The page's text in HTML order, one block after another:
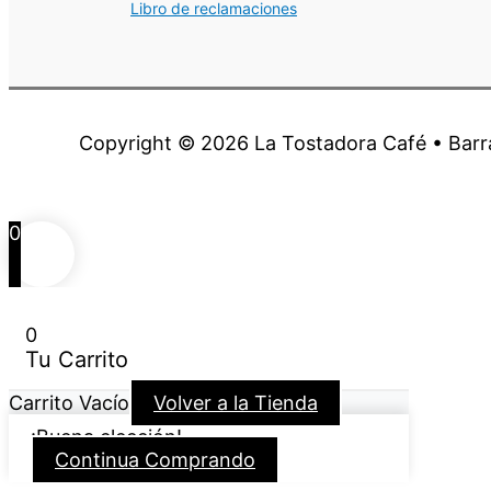
Libro de reclamaciones
Copyright © 2026 La Tostadora Café •
0
0
Tu Carrito
Carrito Vacío
Volver a la Tienda
¡Buena elección!
Continua Comprando